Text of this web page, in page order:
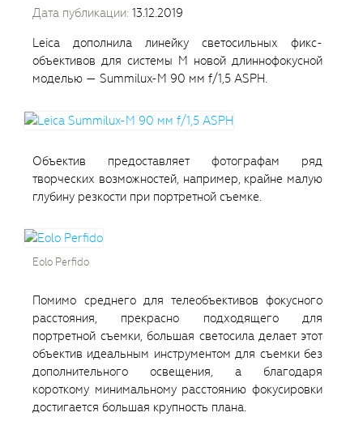
Дата публикации: 13.12.2019
Leica дополнила линейку светосильных фикс-
объективов для системы M новой длиннофокусной
моделью — Summilux-M 90 мм f/1,5 ASPH.
Объектив предоставляет фотографам ряд
творческих возможностей, например, крайне малую
глубину резкости при портретной съемке.
Eolo Perfido
Помимо среднего для телеобъективов фокусного
расстояния, прекрасно подходящего для
портретной съемки, большая светосила делает этот
объектив идеальным инструментом для съемки без
дополнительного освещения, а благодаря
короткому минимальному расстоянию фокусировки
достигается большая крупность плана.